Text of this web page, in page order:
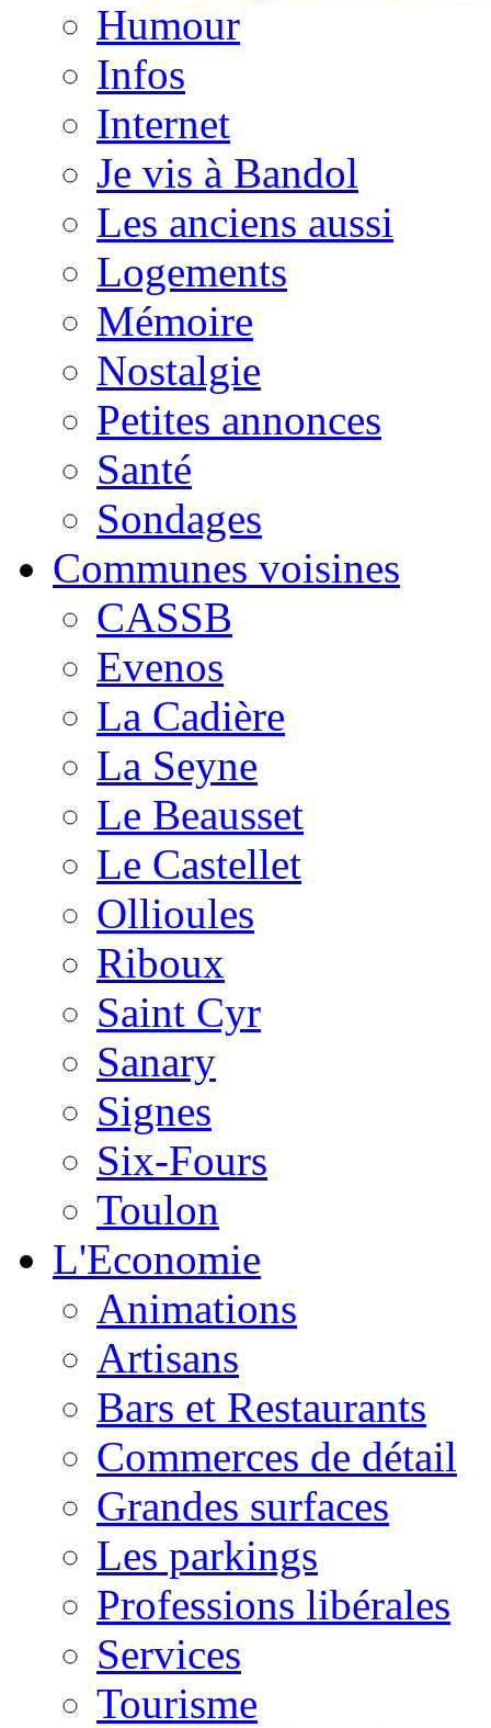
Humour
Infos
Internet
Je vis à Bandol
Les anciens aussi
Logements
Mémoire
Nostalgie
Petites annonces
Santé
Sondages
Communes voisines
CASSB
Evenos
La Cadière
La Seyne
Le Beausset
Le Castellet
Ollioules
Riboux
Saint Cyr
Sanary
Signes
Six-Fours
Toulon
L'Economie
Animations
Artisans
Bars et Restaurants
Commerces de détail
Grandes surfaces
Les parkings
Professions libérales
Services
Tourisme